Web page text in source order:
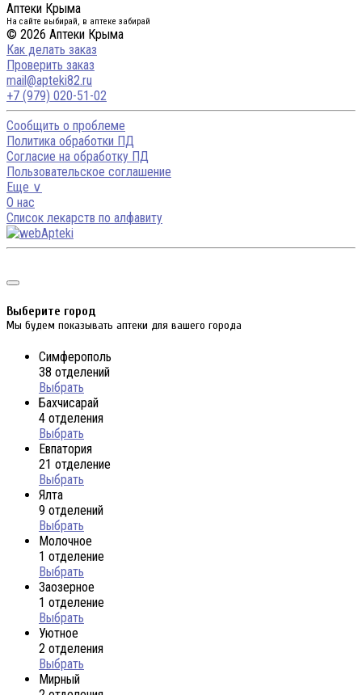
Аптеки Крыма
На сайте выбирай, в аптеке забирай
© 2026 Аптеки Крыма
Как делать заказ
Проверить заказ
mail@apteki82.ru
+7 (979) 020-51-02
Сообщить о проблеме
Политика обработки ПД
Согласие на обработку ПД
Пользовательское соглашение
Еще ∨
О нас
Список лекарств по алфавиту
Выберите город
Мы будем показывать аптеки для вашего города
Симферополь
38 отделений
Выбрать
Бахчисарай
4 отделения
Выбрать
Евпатория
21 отделение
Выбрать
Ялта
9 отделений
Выбрать
Молочное
1 отделение
Выбрать
Заозерное
1 отделение
Выбрать
Уютное
2 отделения
Выбрать
Мирный